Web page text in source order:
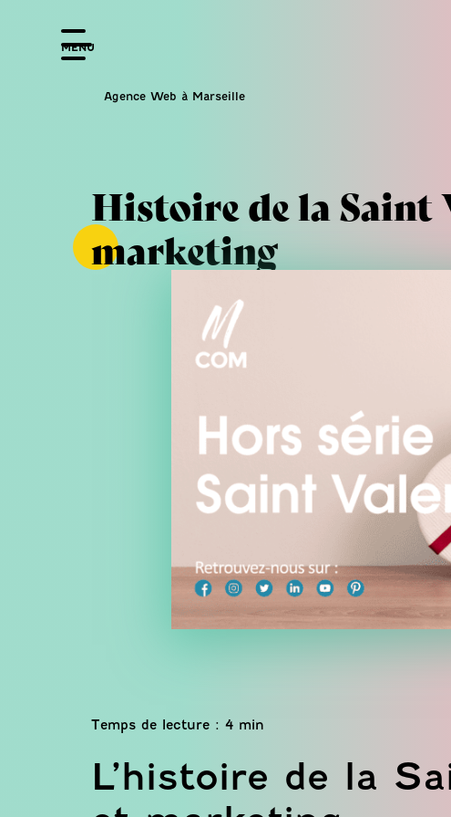
MENU
Agence Web à Marseille
Histoire de la Saint
marketing
L’histoire de la